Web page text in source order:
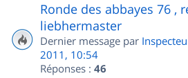
Ronde des abbayes 76 ,
liebhermaster
Dernier message par
2011, 10:54
Réponses : 46